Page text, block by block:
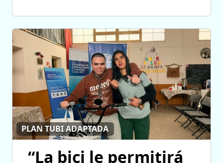
PLAN TUBI ADAPTADA
“La bici le permitirá